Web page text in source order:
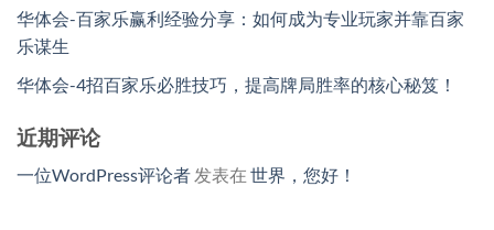
华体会-百家乐赢利经验分享：如何成为专业玩家并靠百家
乐谋生
华体会-4招百家乐必胜技巧，提高牌局胜率的核心秘笈！
近期评论
一位WordPress评论者 发表在 世界，您好！